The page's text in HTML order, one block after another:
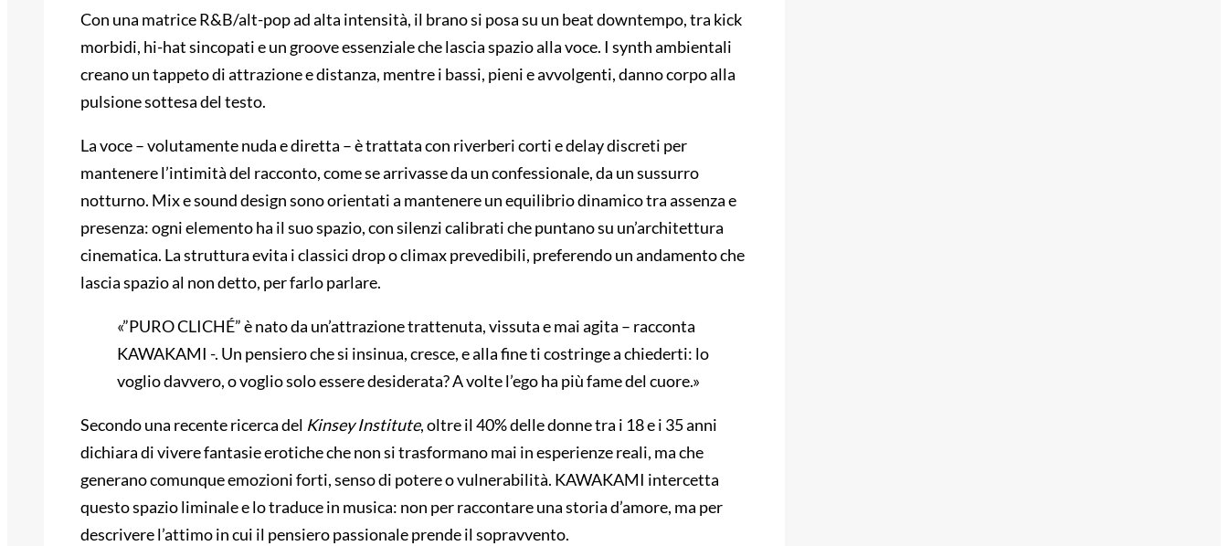
Con una matrice R&B/alt-pop ad alta intensità, il brano si posa su un beat downtempo, tra kick
morbidi, hi-hat sincopati e un groove essenziale che lascia spazio alla voce. I synth ambientali
creano un tappeto di attrazione e distanza, mentre i bassi, pieni e avvolgenti, danno corpo alla
pulsione sottesa del testo.
La voce – volutamente nuda e diretta – è trattata con riverberi corti e delay discreti per
mantenere l’intimità del racconto, come se arrivasse da un confessionale, da un sussurro
notturno. Mix e sound design sono orientati a mantenere un equilibrio dinamico tra assenza e
presenza: ogni elemento ha il suo spazio, con silenzi calibrati che puntano su un’architettura
cinematica. La struttura evita i classici drop o climax prevedibili, preferendo un andamento che
lascia spazio al non detto, per farlo parlare.
«”PURO CLICHÉ” è nato da un’attrazione trattenuta, vissuta e mai agita – racconta
KAWAKAMI -. Un pensiero che si insinua, cresce, e alla fine ti costringe a chiederti: lo
voglio davvero, o voglio solo essere desiderata? A volte l’ego ha più fame del cuore.»
Secondo una recente ricerca del Kinsey Institute, oltre il 40% delle donne tra i 18 e i 35 anni
dichiara di vivere fantasie erotiche che non si trasformano mai in esperienze reali, ma che
generano comunque emozioni forti, senso di potere o vulnerabilità. KAWAKAMI intercetta
questo spazio liminale e lo traduce in musica: non per raccontare una storia d’amore, ma per
descrivere l’attimo in cui il pensiero passionale prende il sopravvento.